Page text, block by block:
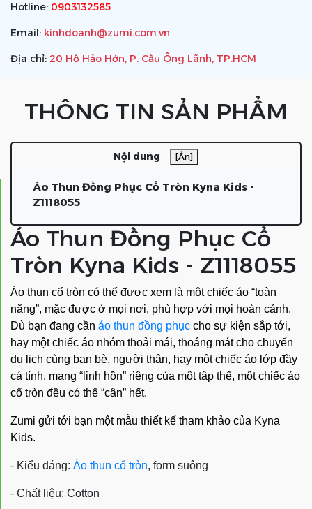
Hotline: 0903132585
Email: kinhdoanh@zumi.com.vn
Địa chỉ: 20 Hồ Hảo Hớn, P. Cầu Ông Lãnh, TP.HCM
THÔNG TIN SẢN PHẨM
Nội dung [Ẩn]
Áo Thun Đồng Phục Cổ Tròn Kyna Kids -
Z1118055
Áo Thun Đồng Phục Cổ
Tròn Kyna Kids - Z1118055
Áo thun cổ tròn có thể được xem là một chiếc áo “toàn
năng”, mặc được ở mọi nơi, phù hợp với mọi hoàn cảnh.
Dù bạn đang cần áo thun đồng phục cho sự kiện sắp tới,
hay một chiếc áo nhóm thoải mái, thoáng mát cho chuyến
du lịch cùng bạn bè, người thân, hay một chiếc áo lớp đầy
cá tính, mang “linh hồn” riêng của một tập thể, một chiếc áo
cổ tròn đều có thể “cân” hết.
Zumi gửi tới bạn một mẫu thiết kế tham khảo của Kyna
Kids.
- Kiểu dáng: Áo thun cổ tròn, form suông
- Chất liệu: Cotton